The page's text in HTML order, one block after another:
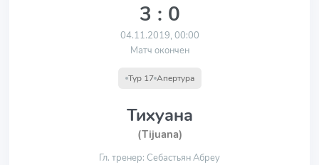
3 : 0
04.11.2019, 00:00
Матч окончен
Тур 17 Апертура
Тихуана
(Tijuana)
Гл. тренер: Себастьян Абреу